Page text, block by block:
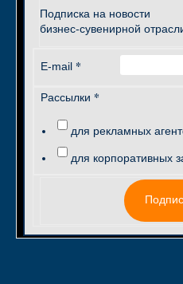
Подписка на новости
бизнес-сувенирной
E-mail *
Рассылки *
для рекламных
для корпоративных